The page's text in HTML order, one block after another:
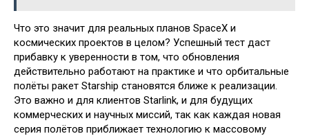
Что это значит для реальных планов SpaceX и
космических проектов в целом? Успешный тест даст
прибавку к уверенности в том, что обновления
действительно работают на практике и что орбитальные
полёты ракет Starship становятся ближе к реализации.
Это важно и для клиентов Starlink, и для будущих
коммерческих и научных миссий, так как каждая новая
серия полётов приближает технологию к массовому